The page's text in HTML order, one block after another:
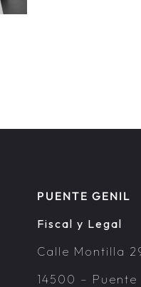
PUENTE GENIL
Fiscal y Legal
Calle Montilla
14500 – Puente